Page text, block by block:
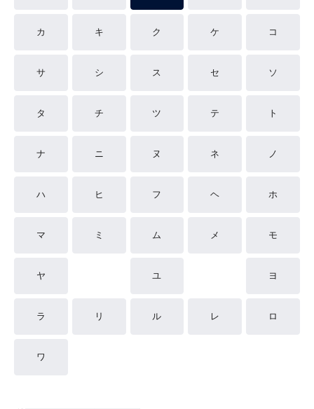
カ キ ク ケ コ
サ シ ス セ ソ
タ チ ツ テ ト
ナ ニ ヌ ネ ノ
ハ ヒ フ ヘ ホ
マ ミ ム メ モ
ヤ ユ ヨ
ラ リ ル レ ロ
ワ